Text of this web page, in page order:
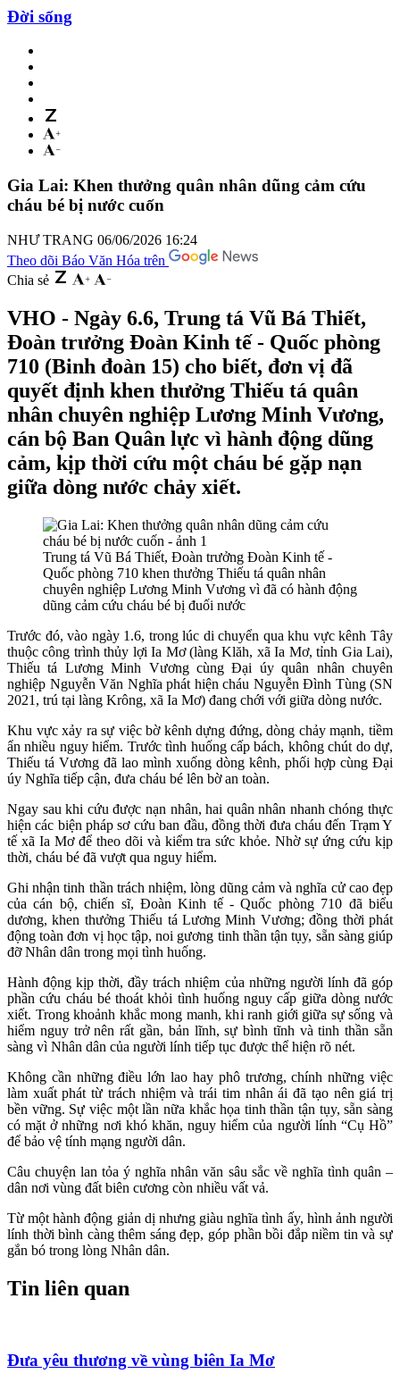
Đời sống
Gia Lai: Khen thưởng quân nhân dũng cảm cứu
cháu bé bị nước cuốn
NHƯ TRANG 06/06/2026 16:24
Theo dõi Báo Văn Hóa trên
Chia sẻ
VHO - Ngày 6.6, Trung tá Vũ Bá Thiết,
Đoàn trưởng Đoàn Kinh tế - Quốc phòng
710 (Binh đoàn 15) cho biết, đơn vị đã
quyết định khen thưởng Thiếu tá quân
nhân chuyên nghiệp Lương Minh Vương,
cán bộ Ban Quân lực vì hành động dũng
cảm, kịp thời cứu một cháu bé gặp nạn
giữa dòng nước chảy xiết.
Trung tá Vũ Bá Thiết, Đoàn trưởng Đoàn Kinh tế -
Quốc phòng 710 khen thưởng Thiếu tá quân nhân
chuyên nghiệp Lương Minh Vương vì đã có hành động
dũng cảm cứu cháu bé bị đuối nước
Trước đó, vào ngày 1.6, trong lúc di chuyển qua khu vực kênh Tây
thuộc công trình thủy lợi Ia Mơ (làng Klăh, xã Ia Mơ, tỉnh Gia Lai),
Thiếu tá Lương Minh Vương cùng Đại úy quân nhân chuyên
nghiệp Nguyễn Văn Nghĩa phát hiện cháu Nguyễn Đình Tùng (SN
2021, trú tại làng Krông, xã Ia Mơ) đang chới với giữa dòng nước.
Khu vực xảy ra sự việc bờ kênh dựng đứng, dòng chảy mạnh, tiềm
ẩn nhiều nguy hiểm. Trước tình huống cấp bách, không chút do dự,
Thiếu tá Vương đã lao mình xuống dòng kênh, phối hợp cùng Đại
úy Nghĩa tiếp cận, đưa cháu bé lên bờ an toàn.
Ngay sau khi cứu được nạn nhân, hai quân nhân nhanh chóng thực
hiện các biện pháp sơ cứu ban đầu, đồng thời đưa cháu đến Trạm Y
tế xã Ia Mơ để theo dõi và kiểm tra sức khỏe. Nhờ sự ứng cứu kịp
thời, cháu bé đã vượt qua nguy hiểm.
Ghi nhận tinh thần trách nhiệm, lòng dũng cảm và nghĩa cử cao đẹp
của cán bộ, chiến sĩ, Đoàn Kinh tế - Quốc phòng 710 đã biểu
dương, khen thưởng Thiếu tá Lương Minh Vương; đồng thời phát
động toàn đơn vị học tập, noi gương tinh thần tận tụy, sẵn sàng giúp
đỡ Nhân dân trong mọi tình huống.
Hành động kịp thời, đầy trách nhiệm của những người lính đã góp
phần cứu cháu bé thoát khỏi tình huống nguy cấp giữa dòng nước
xiết. Trong khoảnh khắc mong manh, khi ranh giới giữa sự sống và
hiểm nguy trở nên rất gần, bản lĩnh, sự bình tĩnh và tinh thần sẵn
sàng vì Nhân dân của người lính tiếp tục được thể hiện rõ nét.
Không cần những điều lớn lao hay phô trương, chính những việc
làm xuất phát từ trách nhiệm và trái tim nhân ái đã tạo nên giá trị
bền vững. Sự việc một lần nữa khắc họa tinh thần tận tụy, sẵn sàng
có mặt ở những nơi khó khăn, nguy hiểm của người lính “Cụ Hồ”
để bảo vệ tính mạng người dân.
Câu chuyện lan tỏa ý nghĩa nhân văn sâu sắc về nghĩa tình quân –
dân nơi vùng đất biên cương còn nhiều vất vả.
Từ một hành động giản dị nhưng giàu nghĩa tình ấy, hình ảnh người
lính thời bình càng thêm sáng đẹp, góp phần bồi đắp niềm tin và sự
gắn bó trong lòng Nhân dân.
Tin liên quan
Đưa yêu thương về vùng biên Ia Mơ